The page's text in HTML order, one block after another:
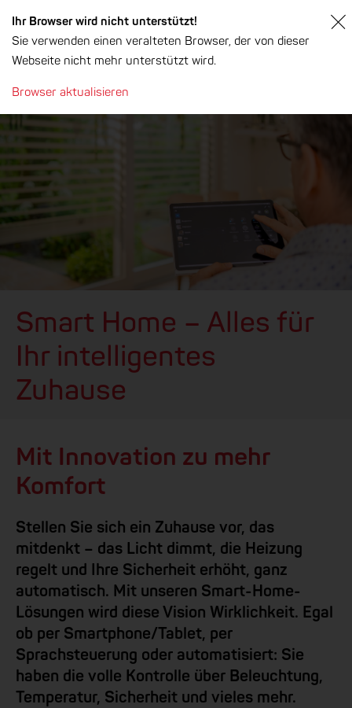
Smart Home – Alles für
Ihr intelligentes
Zuhause
Mit Innovation zu mehr
Komfort
Stellen Sie sich ein Zuhause vor, das
mitdenkt – das Licht dimmt, die Heizung
regelt und Ihre Sicherheit erhöht, ganz
automatisch. Mit unseren Smart-Home-
Lösungen wird diese Vision Wirklichkeit. Egal
ob per Smartphone/Tablet, per
Sprachsteuerung oder automatisiert: Sie
haben die volle Kontrolle über Beleuchtung,
Temperatur, Sicherheit und vieles mehr.
Ihr Browser wird nicht unterstützt!
Sie verwenden einen veralteten Browser, der von dieser
Webseite nicht mehr unterstützt wird.
Browser aktualisieren